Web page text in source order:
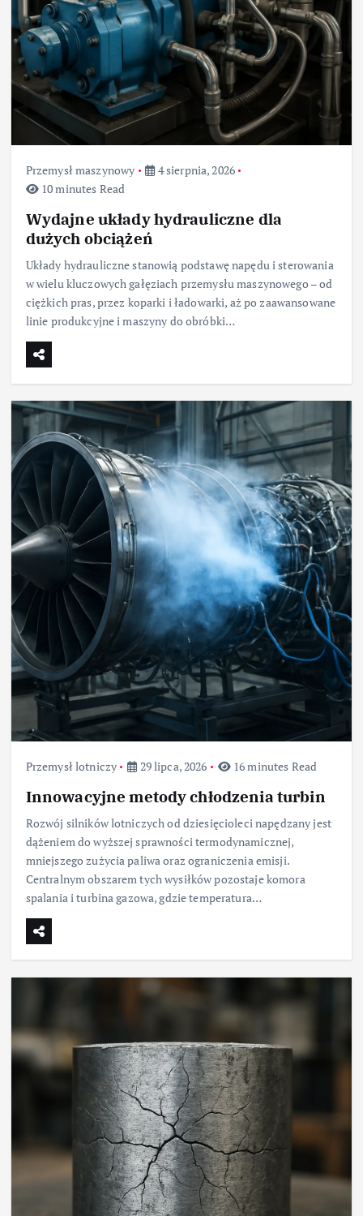
Przemysł maszynowy
4 sierpnia, 2026
10 minutes Read
Wydajne układy hydrauliczne dla
dużych obciążeń
Układy hydrauliczne stanowią podstawę napędu i sterowania
w wielu kluczowych gałęziach przemysłu maszynowego – od
ciężkich pras, przez koparki i ładowarki, aż po zaawansowane
linie produkcyjne i maszyny do obróbki…
Przemysł lotniczy 29 lipca, 2026 16 minutes Read
Innowacyjne metody chłodzenia turbin
Rozwój silników lotniczych od dziesięcioleci napędzany jest
dążeniem do wyższej sprawności termodynamicznej,
mniejszego zużycia paliwa oraz ograniczenia emisji.
Centralnym obszarem tych wysiłków pozostaje komora
spalania i turbina gazowa, gdzie temperatura…